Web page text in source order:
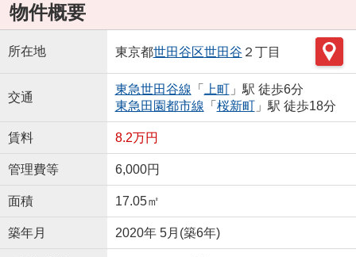
物件概要
所在地 東京都世田谷区世田谷 ２丁目
交通
東急世田谷線 「 上町」駅 徒歩6分
東急田園都市線 「 桜新町」駅 徒歩18分
賃料 8.2万円
管理費等 6,000円
面積 17.05㎡
築年月 2020年 5月(築6年)